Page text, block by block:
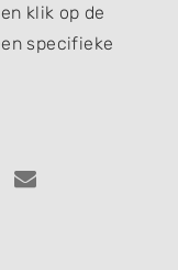
klik op de
specifieke
Delen